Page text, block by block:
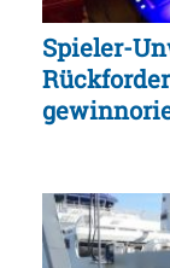
Spieler-